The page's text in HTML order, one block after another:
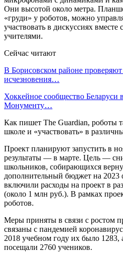
Они высотой около метра.
«груди» у роботов, можно
участвовать в дискуссиях
учителями.
Сейчас читают
В Борисовском районе проверяют
исчезновения…
Хоккейное сообщество Беларуси
Монументу…
Как пишет The Guardian, роботы
школе и «участвовать» в
Проект планируют запустить в
результаты — в марте. Цель —
школьников, собирающихся
дополнительный бюджет на
включили расходы на проект в
(около 1 млн руб.). В рамках
роботов.
Меры приняты в связи с ростом
связаны с пандемией
2018 учебном году их было 1283,
посещали 2760 учеников.